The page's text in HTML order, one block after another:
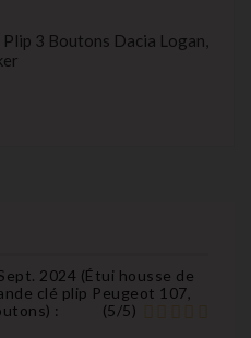
3 Boutons Dacia Logan,
2024 (Étui housse de
clé plip Peugeot 107,
) : (5/5)